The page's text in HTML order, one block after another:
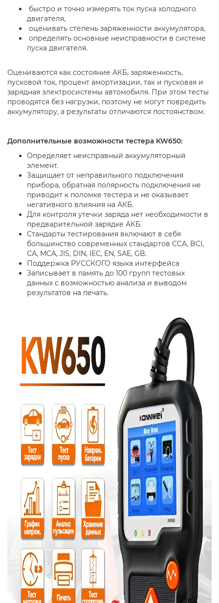
быстро и точно измерять ток пуска холодного
двигателя,
оценивать степень заряженности аккумулятора,
определять основные неисправности в системе
пуска двигателя.
Оцениваются как состояние АКБ, заряженность,
пусковой ток, процент амортизации, так и пусковая и
зарядная электросистемы автомобиля. При этом тесты
проводятся без нагрузки, поэтому не могут повредить
аккумулятору, а результаты отличаются постоянством.
Дополнительные возможности тестера KW650:
Определяет неисправный аккумуляторный
элемент.
Защищает от неправильного подключения
прибора, обратная полярность подключения не
приводит к поломке тестера и не оказывает
негативного влияния на АКБ.
Для контроля утечки заряда нет необходимости в
предварительной зарядке АКБ.
Стандарты тестирования включают в себя
большинство современных стандартов CCA, BCI,
CA, MCA, JIS, DIN, IEC, EN, SAE, GB.
Поддержка РУССКОГО языка интерфейса
Записывает в память до 100 групп тестовых
данных с возможностью анализа и выводом
результатов на печать.